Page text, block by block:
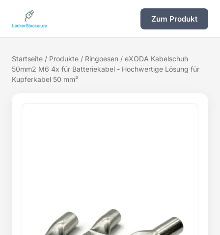
Zum Produkt
Startseite / Produkte / Ringoesen / eXODA Kabelschuh
50mm2 M6 4x für Batteriekabel - Hochwertige Lösung für
Kupferkabel 50 mm²